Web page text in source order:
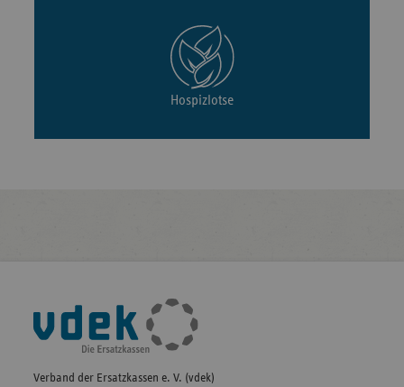
Hospizlotse
Fußleisten-
Navigation
Verband der Ersatzkassen e. V. (vdek)